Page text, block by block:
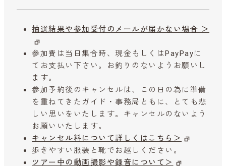
抽選結果や参加受付のメールが届かない場合 ＞
参加費は当日集合時、現金もしくはPayPayに
てお支払い下さい。お釣りのないようお願いし
ます。
参加予約後のキャンセルは、この日の為に準備
を重ねてきたガイド・事務局ともに、とても悲
しい思いをいたします。キャンセルのないよう
お願いいたします。
キャンセル料について詳しくはこちら＞
歩きやすい服装と靴でお越しください。
ツアー中の動画撮影や録音について＞